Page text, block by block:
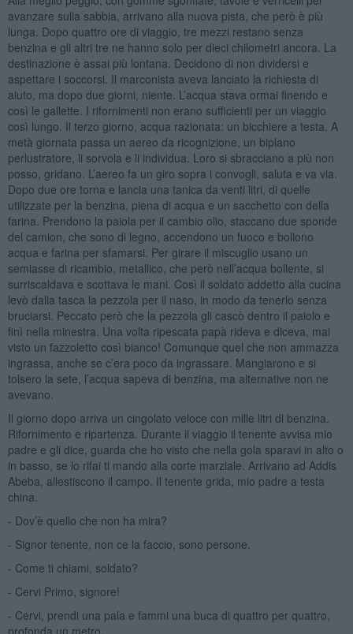
avanzare sulla sabbia, arrivano alla nuova pista, che però è più
lunga. Dopo quattro ore di viaggio, tre mezzi restano senza
benzina e gli altri tre ne hanno solo per dieci chilometri ancora. La
destinazione è assai più lontana. Decidono di non dividersi e
aspettare i soccorsi. Il marconista aveva lanciato la richiesta di
aiuto, ma dopo due giorni, niente. L’acqua stava ormai finendo e
così le gallette. I rifornimenti non erano sufficienti per un viaggio
così lungo. Il terzo giorno, acqua razionata: un bicchiere a testa. A
metà giornata passa un aereo da ricognizione, un biplano
perlustratore, li sorvola e li individua. Loro si sbracciano a più non
posso, gridano. L’aereo fa un giro sopra i convogli, saluta e va via.
Dopo due ore torna e lancia una tanica da venti litri, di quelle
utilizzate per la benzina, piena di acqua e un sacchetto con della
farina. Prendono la paiola per il cambio olio, staccano due sponde
del camion, che sono di legno, accendono un fuoco e bollono
acqua e farina per sfamarsi. Per girare il miscuglio usano un
semiasse di ricambio, metallico, che però nell’acqua bollente, si
surriscaldava e scottava le mani. Così il soldato addetto alla cucina
levò dalla tasca la pezzola per il naso, in modo da tenerlo senza
bruciarsi. Peccato però che la pezzola gli cascò dentro il paiolo e
finì nella minestra. Una volta ripescata papà rideva e diceva, mai
visto un fazzoletto così bianco! Comunque quel che non ammazza
ingrassa, anche se c’era poco da ingrassare. Mangiarono e si
tolsero la sete, l’acqua sapeva di benzina, ma alternative non ne
avevano.
Il giorno dopo arriva un cingolato veloce con mille litri di benzina.
Rifornimento e ripartenza. Durante il viaggio il tenente avvisa mio
padre e gli dice, guarda che ho visto che nella gola sparavi in alto o
in basso, se lo rifai ti mando alla corte marziale. Arrivano ad Addis
Abeba, allestiscono il campo. Il tenente grida, mio padre a testa
china.
- Dov’è quello che non ha mira?
- Signor tenente, non ce la faccio, sono persone.
- Come ti chiami, soldato?
- Cervi Primo, signore!
- Cervi, prendi una pala e fammi una buca di quattro per quattro,
profonda un metro.